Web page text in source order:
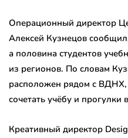
Операционный директор
Алексей Кузнецов
а половина студентов
из регионов. По словам
расположен рядом с ВДНХ,
сочетать учёбу и прогулки
Креативный директор